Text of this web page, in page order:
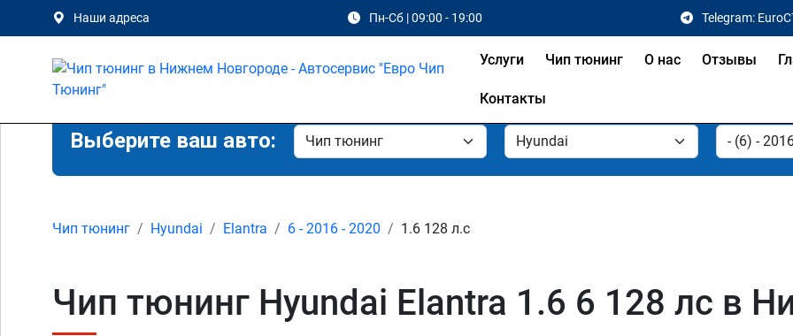
Наши адреса Пн-Сб | 09:00 - 19:00 Telegram:
Услуги Чип тюнинг О нас Отзывы
Контакты
Выберите ваш авто:
Чип тюнинг Hyundai Elantra 6 - 2016 - 2020 1.6 128 л.с
Чип тюнинг Hyundai Elantra 1.6 6 128 лс в